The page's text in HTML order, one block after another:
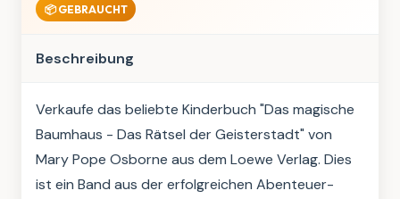
📦 GEBRAUCHT
Beschreibung
Verkaufe das beliebte Kinderbuch "Das magische
Baumhaus - Das Rätsel der Geisterstadt" von
Mary Pope Osborne aus dem Loewe Verlag. Dies
ist ein Band aus der erfolgreichen Abenteuer-